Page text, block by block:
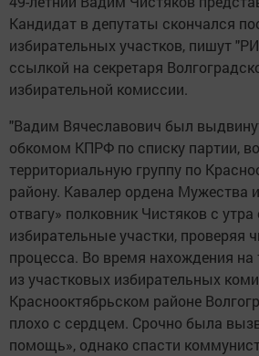
Кандидат в депутаты скончался
избирательных участков, пишут
ссылкой на секретаря
избирательной комиссии.
"Вадим Вячеславович был
обкомом КПРФ по списку партии,
территориальную группу по
району. Кавалер ордена Мужества
отвагу» полковник Чистяков с
избирательные участки, проверяя
процесса. Во время нахождения на
из участковых избирательных
Краснооктябрьском районе
плохо с сердцем. Срочно была
помощь», однако спасти